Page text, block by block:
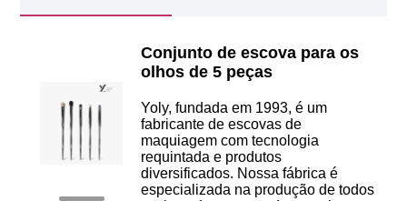
Conjunto de escova para os
olhos de 5 peças
Yoly, fundada em 1993, é um
fabricante de escovas de
maquiagem com tecnologia
requintada e produtos
diversificados. Nossa fábrica é
especializada na produção de todos